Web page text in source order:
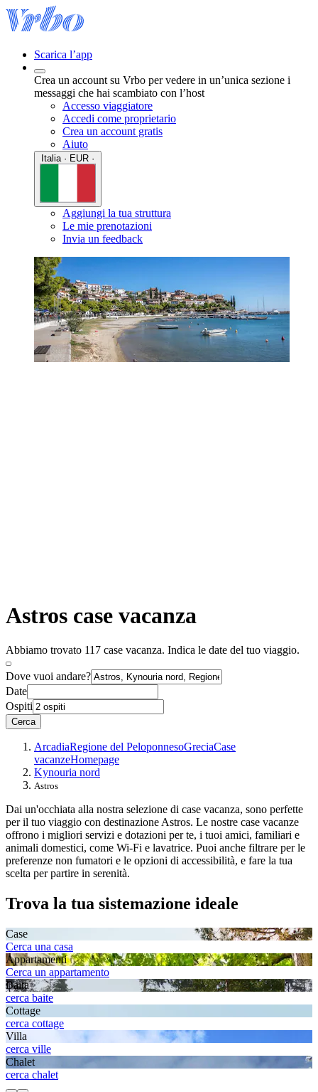
Scarica l’app
Crea un account su Vrbo per vedere in un’unica sezione i
messaggi che hai scambiato con l’host
Accesso viaggiatore
Accedi come proprietario
Crea un account gratis
Aiuto
Aggiungi la tua struttura
Le mie prenotazioni
Invia un feedback
Astros case vacanza
Abbiamo trovato 117 case vacanza. Indica le date del tuo viaggio.
Dove vuoi andare?
Date
Ospiti
Cerca
ArcadiaRegione del PeloponnesoGreciaCase
vacanzeHomepage
Kynouria nord
Astros
Dai un'occhiata alla nostra selezione di case vacanza, sono perfette
per il tuo viaggio con destinazione Astros. Le nostre case vacanze
offrono i migliori servizi e dotazioni per te, i tuoi amici, familiari e
animali domestici, come Wi-Fi e lavatrice. Puoi anche filtrare per le
preferenze non fumatori e le opzioni di accessibilità, e fare la tua
scelta per partire in serenità.
Trova la tua sistemazione ideale
Case
Cerca una casa
Appartamenti
Cerca un appartamento
Baita
cerca baite
Cottage
cerca cottage
Villa
cerca ville
Chalet
cerca chalet